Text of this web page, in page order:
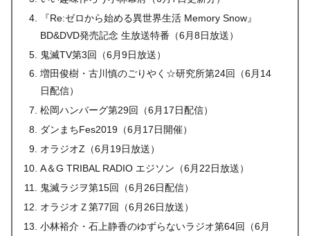
『Re:ゼロから始める異世界生活 Memory Snow』
BD&DVD発売記念 生放送特番（6月8日放送）
鬼滅TV第3回（6月9日放送）
増田俊樹・古川慎のごりやく☆研究所第24回（6月14
日配信）
松岡ハンバーグ第29回（6月17日配信）
ダンまちFes2019（6月17日開催）
オラジオZ（6月19日放送）
A＆G TRIBAL RADIO エジソン（6月22日放送）
鬼滅ラジヲ第15回（6月26日配信）
オラジオＺ第77回（6月26日放送）
小林裕介・石上静香のゆずらないラジオ第64回（6月